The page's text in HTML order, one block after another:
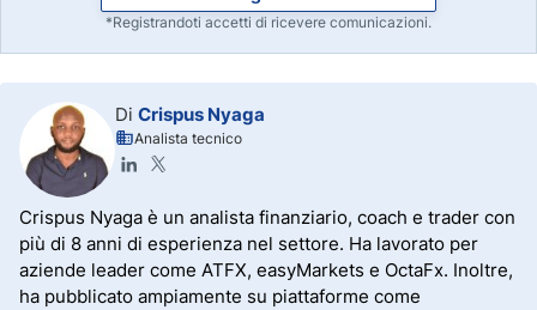
*Registrandoti accetti di ricevere comunicazioni.
Di Crispus Nyaga
Analista tecnico
Crispus Nyaga è un analista finanziario, coach e trader con
più di 8 anni di esperienza nel settore. Ha lavorato per
aziende leader come ATFX, easyMarkets e OctaFx. Inoltre,
ha pubblicato ampiamente su piattaforme come